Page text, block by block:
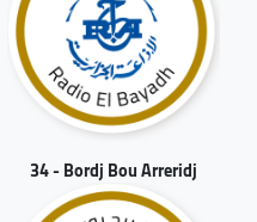
34 - Bordj Bou Arreridj